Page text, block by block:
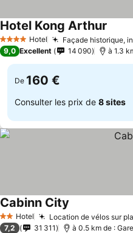
4 Étoiles Hotel Façade historique,
Hotel Kong Arthur
9,0 Excellent 14 090 à 1.3
De 160 €
Consulter les prix de 8 sites
2 Étoiles
Hotel Location de vélos sur
Cabinn City
7,2 31 311 à 0.5 km de :